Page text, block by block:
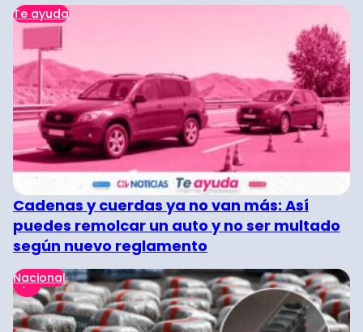
Te ayuda
Cadenas y cuerdas ya no van más: Así
puedes remolcar un auto y no ser multado
según nuevo reglamento
Nacional